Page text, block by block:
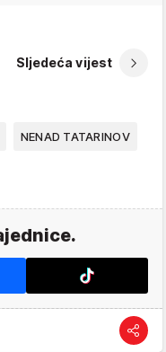
Sljedeća vijest
NENAD TATARINOV